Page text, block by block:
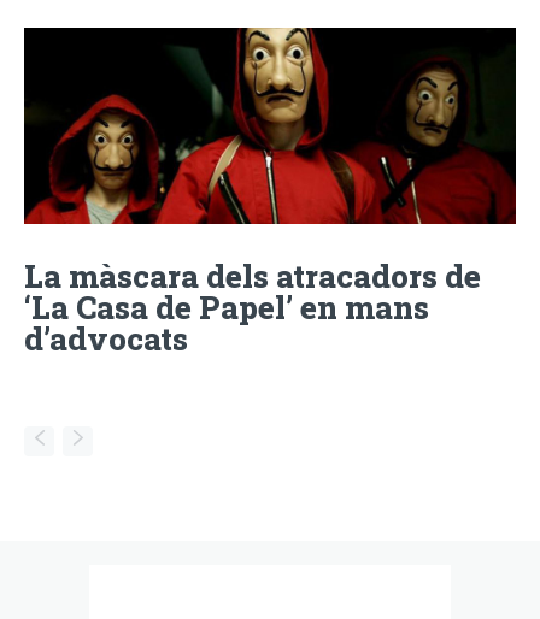
La màscara dels atracadors de
‘La Casa de Papel’ en mans
d’advocats